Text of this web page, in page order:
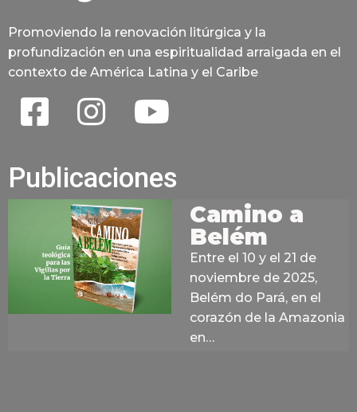
Promoviendo la renovación litúrgica y la
profundización en una espiritualidad arraigada en el
contexto de América Latina y el Caribe
Publicaciones
Camino a
Belém
Entre el 10 y el 21 de
noviembre de 2025,
Belém do Pará, en el
corazón de la Amazonia
en…